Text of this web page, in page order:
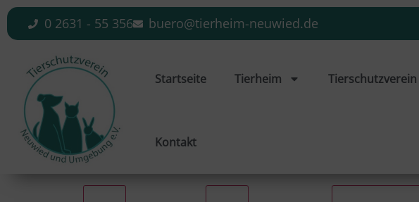
0 2631 - 55 356 buero@tierheim-neuwied.de
Startseite Tierheim Tierschutzverein
Kontakt